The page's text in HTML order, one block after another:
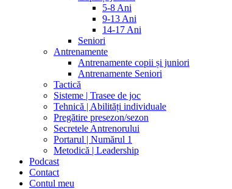
5-8 Ani
9-13 Ani
14-17 Ani
Seniori
Antrenamente
Antrenamente copii și juniori
Antrenamente Seniori
Tactică
Sisteme | Trasee de joc
Tehnică | Abilități individuale
Pregătire presezon/sezon
Secretele Antrenorului
Portarul | Numărul 1
Metodică | Leadership
Podcast
Contact
Contul meu